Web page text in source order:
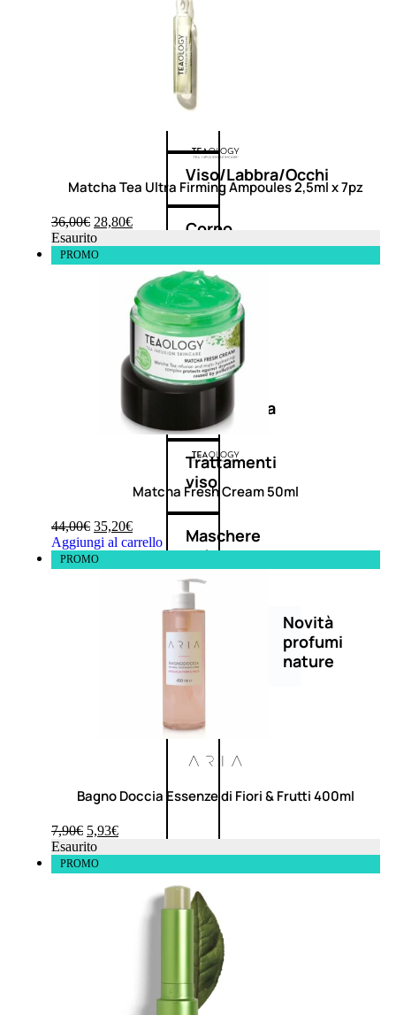
Profumi
Viso/Labbra/Occhi
Corpo
Mani
Bagno
Detergenza
Trattamenti
viso
Maschere
nature
Novità
profumi
nature
Fragranze
Nature
L’OCCITANE
EDT
FIORI
DI
Valutato
Matcha Tea Ultra Firming Ampoules 2,5ml x 7pz
36,00€ 28,80€
Esaurito
PROMO
Matcha Fresh Cream 50ml
44,00€ 35,20€
Aggiungi al carrello
PROMO
Bagno Doccia Essenze di Fiori & Frutti 400ml
7,90€ 5,93€
Esaurito
PROMO